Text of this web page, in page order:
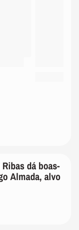
dá boas-
Almada, alvo